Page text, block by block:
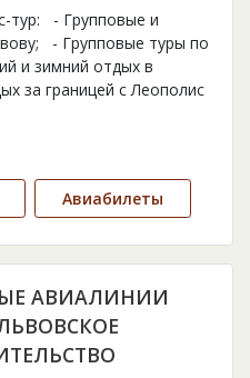
тур: - Групповые и
- Групповые туры по
и зимний отдых в
за границей с Леополис
Авиабилеты
АВИАЛИНИИ